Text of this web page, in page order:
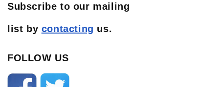
Subscribe to our mailing
list by contacting us.
FOLLOW US